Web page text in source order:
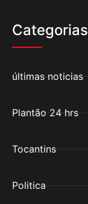
Categorias
últimas noticias
Plantão 24 hrs
Tocantins
Politica